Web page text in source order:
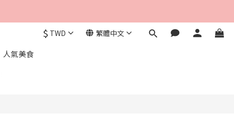
$ TWD 繁體中文
人氣美食
立即購買